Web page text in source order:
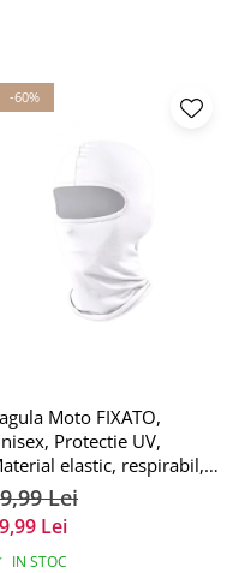
-60%
Moto FIXATO,
Protectie UV,
elastic, respirabil,
universala, Alba
Lei
Lei
IN STOC